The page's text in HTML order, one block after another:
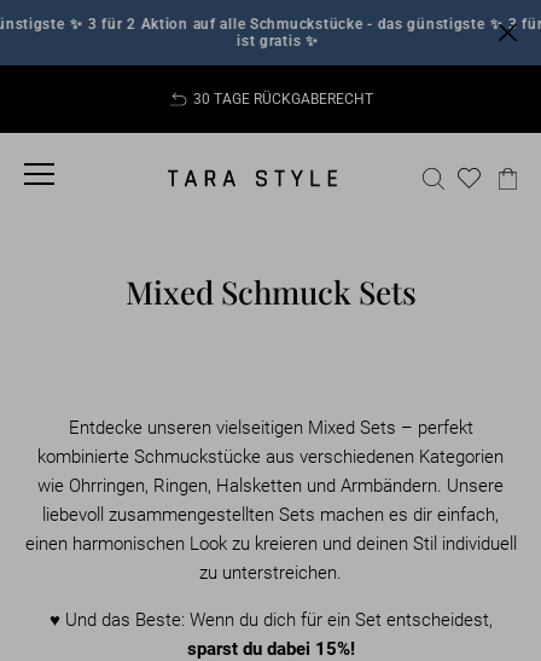
zum
Inhalt
✨ 3 für 2 Aktion auf alle Schmuckstücke - das günstigste
ist gratis ✨
✨ 3 für
Diashow
30 TAGE RÜCKGABERECHT
SEITENNAVIGATION SUCHE
Mixed Schmuck Sets
Entdecke unseren vielseitigen Mixed Sets – perfekt
kombinierte Schmuckstücke aus verschiedenen Kategorien
wie Ohrringen, Ringen, Halsketten und Armbändern. Unsere
liebevoll zusammengestellten Sets machen es dir einfach,
einen harmonischen Look zu kreieren und deinen Stil individuell
zu unterstreichen.
♥︎ Und das Beste: Wenn du dich für ein Set entscheidest,
sparst du dabei 15%!